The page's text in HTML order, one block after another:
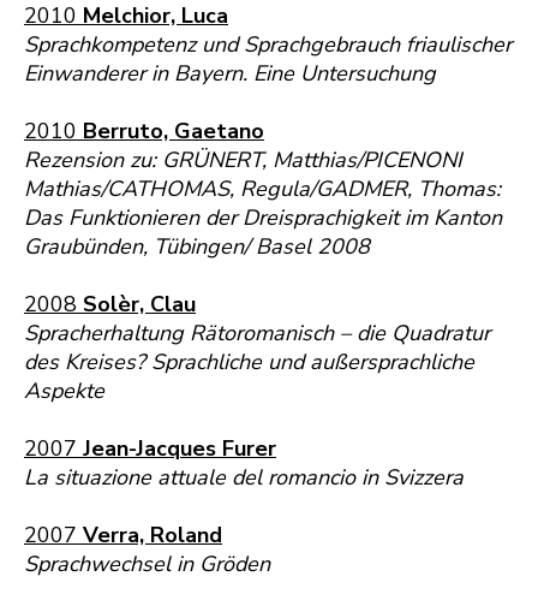
2010 Melchior, Luca
Sprachkompetenz und Sprachgebrauch friaulischer
Einwanderer in Bayern. Eine Untersuchung
2010 Berruto, Gaetano
Rezension zu: GRÜNERT, Matthias/PICENONI
Mathias/CATHOMAS, Regula/GADMER, Thomas:
Das Funktionieren der Dreisprachigkeit im Kanton
Graubünden, Tübingen/ Basel 2008
2008 Solèr, Clau
Spracherhaltung Rätoromanisch – die Quadratur
des Kreises? Sprachliche und außersprachliche
Aspekte
2007 Jean-Jacques Furer
La situazione attuale del romancio in Svizzera
2007 Verra, Roland
Sprachwechsel in Gröden